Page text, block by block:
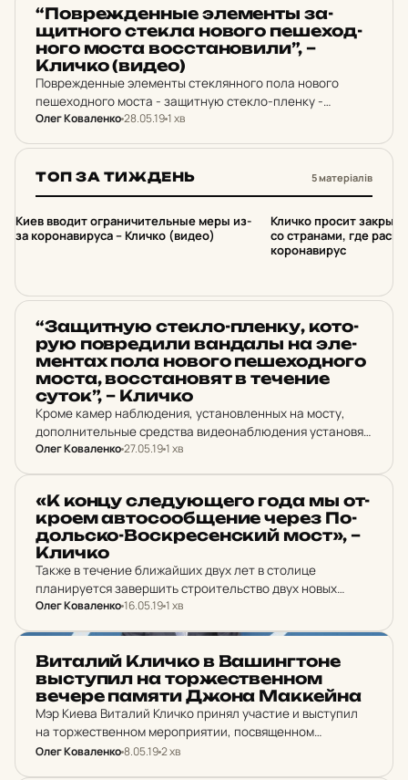
НОВИНИ
“Пов­реж­ден­ные эле­менты за­
щит­но­го стекла нового пе­ше­ход­
но­го моста вос­ста­но­ви­ли”, –
Кличко (видео)
Поврежденные элементы стеклянного пола нового
пешеходного моста - защитную стекло-пленку -
восстановили.
Олег Коваленко28.05.191 хв
ТОП ЗА ТИЖДЕНЬ 5 матеріалів
1
Киев вводит ограничительные меры из-
за коронавируса – Кличко (видео)
2
Кличко просит
со странами, где
коронавирус
НОВИНИ
“За­щит­ную стекло-пленку, ко­то­
рую пов­ре­ди­ли ван­далы на эле­
мен­тах пола нового пе­ше­ход­но­го
моста, вос­ста­но­вят в те­че­ние
суток”, – Кличко
Кроме камер наблюдения, установленных на мосту,
дополнительные средства видеонаблюдения установят
и снизу, под мостом.
Олег Коваленко27.05.191 хв
НОВИНИ
«К концу сле­ду­ю­ще­го года мы от­
кро­ем ав­то­со­об­ще­ние через По­
доль­ско-Вос­кре­сен­ский мост», –
Кличко
Также в течение ближайших двух лет в столице
планируется завершить строительство двух новых
станций Сырецко-Печерской линии метрополитена -
Олег Коваленко16.05.191 хв
Ви­та­лий Кличко в Ва­шин­гто­не
высту­пил на тор­жес­твен­ном
вечере памяти Джона Мак­кей­на
Мэр Киева Виталий Кличко принял участие и выступил
на торжественном мероприятии, посвященном
чествованию памяти сенатора Джона Маккейна.
Олег Коваленко8.05.192 хв